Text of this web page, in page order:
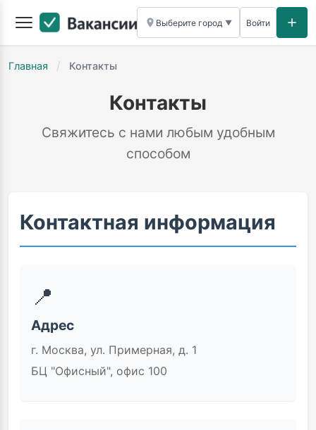
Выберите город ▼ Войти
Главная / Контакты
Контакты
Свяжитесь с нами любым удобным
способом
Контактная информация
📍
Адрес
г. Москва, ул. Примерная, д. 1
БЦ "Офисный", офис 100